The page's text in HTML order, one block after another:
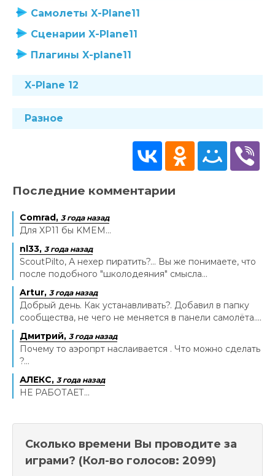
Самолеты X-Plane11
Сценарии X-Plane11
Плагины X-plane11
X-Plane 12
Разное
Последние комментарии
Comrad, 3 года назад
Для XP11 бы KMEM...
nl33, 3 года назад
ScoutPilto, А нехер пиратить?... Вы же понимаете, что
после подобного "школодеяния" смысла...
Artur, 3 года назад
Добрый день. Как устанавливать?. Добавил в папку
сообщества, не чего не меняется в панели самолёта....
Дмитрий, 3 года назад
Почему то аэропрт наслаивается . Что можно сделать
?...
АЛЕКС, 3 года назад
НЕ РАБОТАЕТ...
Сколько времени Вы проводите за
играми? (Кол-во голосов: 2099)